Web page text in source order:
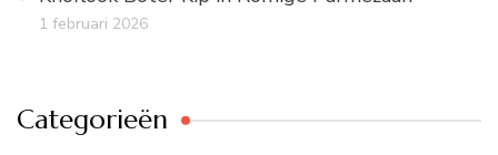
1 februari 2026
Categorieën